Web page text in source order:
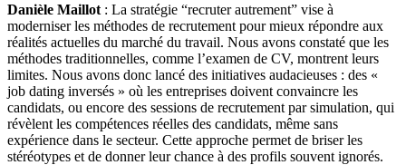
Danièle Maillot : La stratégie “recruter autrement” vise à
moderniser les méthodes de recrutement pour mieux répondre aux
réalités actuelles du marché du travail. Nous avons constaté que les
méthodes traditionnelles, comme l’examen de CV, montrent leurs
limites. Nous avons donc lancé des initiatives audacieuses : des «
job dating inversés » où les entreprises doivent convaincre les
candidats, ou encore des sessions de recrutement par simulation, qui
révèlent les compétences réelles des candidats, même sans
expérience dans le secteur. Cette approche permet de briser les
stéréotypes et de donner leur chance à des profils souvent ignorés.